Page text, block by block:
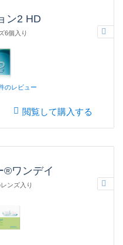
ン2 HD
6個入り
のレビュー
閲覧して購入する
®ワンデイ
ンズ入り